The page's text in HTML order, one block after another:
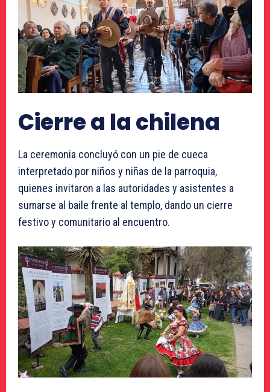
Cierre a la chilena
La ceremonia concluyó con un pie de cueca
interpretado por niños y niñas de la parroquia,
quienes invitaron a las autoridades y asistentes a
sumarse al baile frente al templo, dando un cierre
festivo y comunitario al encuentro.